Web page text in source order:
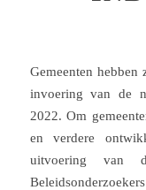
Gemeenten
invoering van de
2022. Om
en verdere
uitvoering van